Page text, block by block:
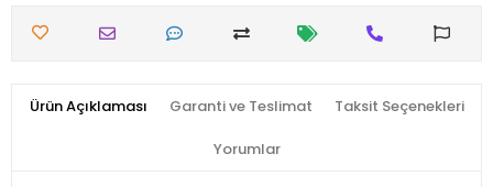
Ürün Açıklaması Garanti ve Teslimat Taksit Seçenekleri
Yorumlar